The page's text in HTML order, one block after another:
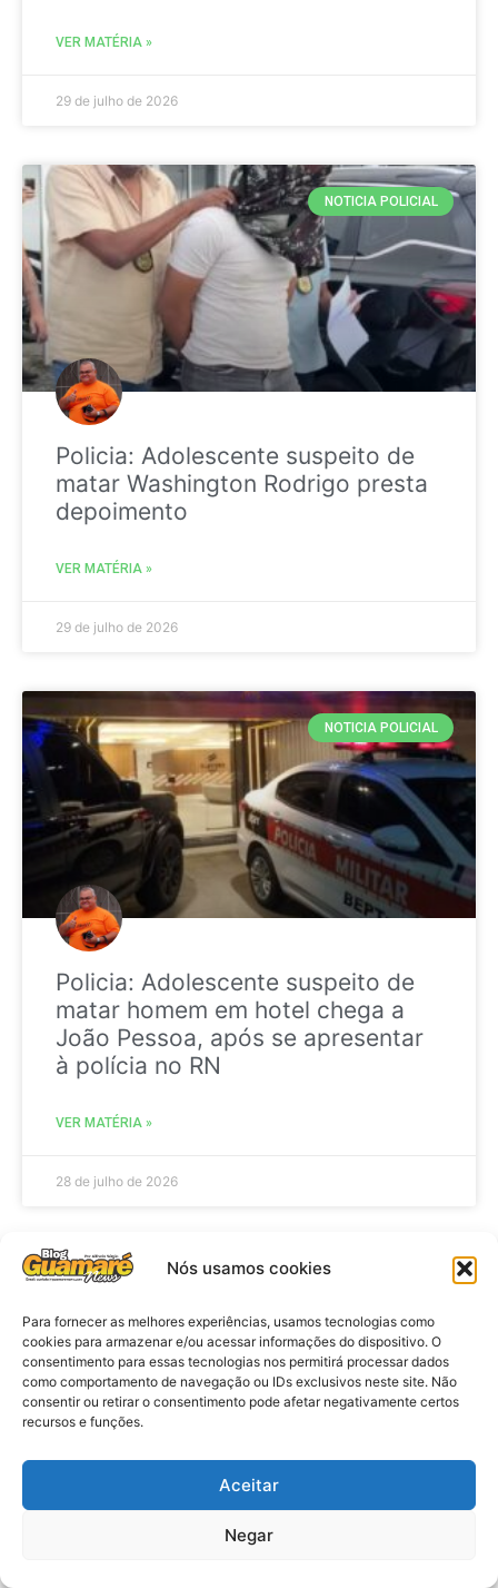
Nós usamos cookies
Para fornecer as melhores experiências, usamos tecnologias como
cookies para armazenar e/ou acessar informações do dispositivo. O
consentimento para essas tecnologias nos permitirá processar dados
como comportamento de navegação ou IDs exclusivos neste site. Não
consentir ou retirar o consentimento pode afetar negativamente certos
recursos e funções.
Aceitar
Negar
VER MATÉRIA »
29 de julho de 2026
NOTICIA POLICIAL
Policia: Adolescente suspeito de
matar Washington Rodrigo presta
depoimento
VER MATÉRIA »
29 de julho de 2026
NOTICIA POLICIAL
Policia: Adolescente suspeito de
matar homem em hotel chega a
João Pessoa, após se apresentar
à polícia no RN
VER MATÉRIA »
28 de julho de 2026
Eleições 2026: procuradores e